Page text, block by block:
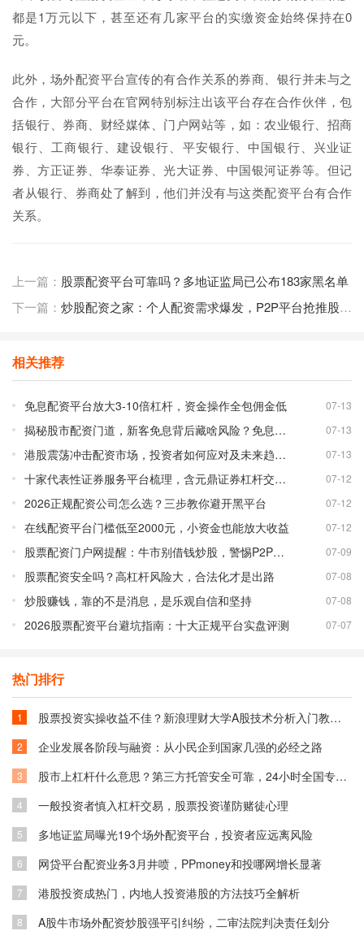
都是1万元以下，甚至还有几家平台的实缴资金始终保持在0
元。
此外，场外配资平台宣传的有合作关系的券商、银行并未与之
合作，大部分平台在官网特别标注出该平台存在合作伙伴，包
括银行、券商、财经媒体、门户网站等，如：农业银行、招商
银行、工商银行、建设银行、平安银行、中国银行、兴业证
券、方正证券、华泰证券、光大证券、中国银河证券等。但记
者从银行、券商处了解到，他们并没有与这类配资平台有合作
关系。
上一篇： 股票配资平台可靠吗？多地证监局已公布183家黑名单
下一篇： 炒股配资之家：个人配资需求爆发，P2P平台抢推股票配资新玩法
相关推荐
免息配资平台放大3-10倍杠杆，资金操作全包佣金低 07-13
揭秘股市配资门道，新客免息背后藏啥风险？免息配资平台靠谱吗？ 07-13
港股震荡冲击配资市场，投资者如何应对及未来趋势分析 07-13
十家代表性证券服务平台梳理，含元鼎证券杠杆交易详情 07-12
2026正规配资公司怎么选？三步教你避开黑平台 07-12
在线配资平台门槛低至2000元，小资金也能放大收益 07-12
股票配资门户网提醒：牛市别借钱炒股，警惕P2P配资风险 07-09
股票配资安全吗？高杠杆风险大，合法化才是出路 07-08
炒股赚钱，靠的不是消息，是乐观自信和坚持 07-08
2026股票配资平台避坑指南：十大正规平台实盘评测 07-07
热门排行
1 股票投资实操收益不佳？新浪理财大学A股技术分析入门教你融入技术获利
2 企业发展各阶段与融资：从小民企到国家几强的必经之路
3 股市上杠杆什么意思？第三方托管安全可靠，24小时全国专业解答！多地服务
4 一般投资者慎入杠杆交易，股票投资谨防赌徒心理
5 多地证监局曝光19个场外配资平台，投资者应远离风险
6 网贷平台配资业务3月井喷，PPmoney和投哪网增长显著
7 港股投资成热门，内地人投资港股的方法技巧全解析
8 A股牛市场外配资炒股强平引纠纷，二审法院判决责任划分